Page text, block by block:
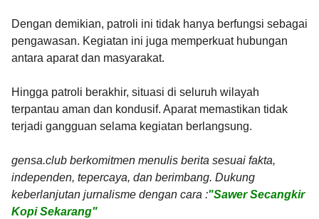
Dengan demikian, patroli ini tidak hanya berfungsi sebagai
pengawasan. Kegiatan ini juga memperkuat hubungan
antara aparat dan masyarakat.
Hingga patroli berakhir, situasi di seluruh wilayah
terpantau aman dan kondusif. Aparat memastikan tidak
terjadi gangguan selama kegiatan berlangsung.
gensa.club berkomitmen menulis berita sesuai fakta,
independen, tepercaya, dan berimbang. Dukung
keberlanjutan jurnalisme dengan cara :"Sawer Secangkir
Kopi Sekarang"